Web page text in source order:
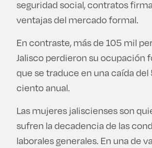
seguridad social, contratos
ventajas del mercado formal.
En contraste, más de 105 mil
Jalisco perdieron su ocupación
que se traduce en una caída del
ciento anual.
Las mujeres jaliscienses son
sufren la decadencia de las
laborales generales. En una de